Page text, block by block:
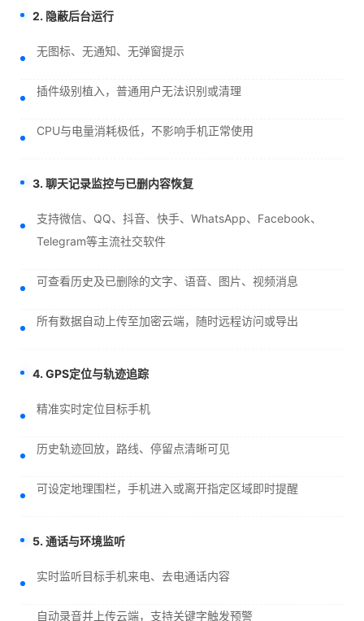
2. 隐蔽后台运行
无图标、无通知、无弹窗提示
插件级别植入，普通用户无法识别或清理
CPU与电量消耗极低，不影响手机正常使用
3. 聊天记录监控与已删内容恢复
支持微信、QQ、抖音、快手、WhatsApp、Facebook、
Telegram等主流社交软件
可查看历史及已删除的文字、语音、图片、视频消息
所有数据自动上传至加密云端，随时远程访问或导出
4. GPS定位与轨迹追踪
精准实时定位目标手机
历史轨迹回放，路线、停留点清晰可见
可设定地理围栏，手机进入或离开指定区域即时提醒
5. 通话与环境监听
实时监听目标手机来电、去电通话内容
自动录音并上传云端，支持关键字触发预警